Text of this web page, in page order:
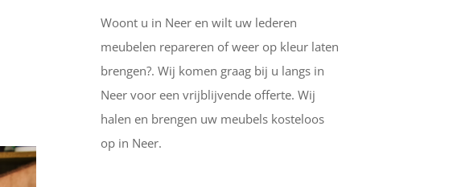
Woont u in Neer en wilt uw lederen
meubelen repareren of weer op kleur laten
brengen?. Wij komen graag bij u langs in
Neer voor een vrijblijvende offerte. Wij
halen en brengen uw meubels kosteloos
op in Neer.